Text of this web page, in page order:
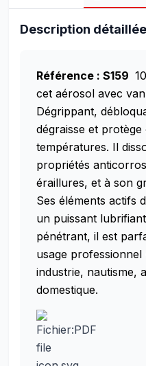
Description détaillée
Référence : S159
cet aérosol avec
Dégrippant,
dégraisse et
températures. Il
propriétés
éraillures, et à son
Ses éléments actifs
un puissant
pénétrant, il est
usage professionnel
industrie, nautisme,
domestique.